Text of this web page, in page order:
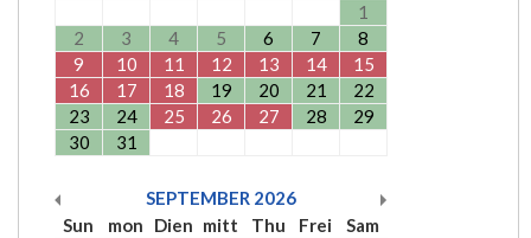
1
2
3 4 5 6 7
8
9
10 11 12 13 14
15
16
17 18 19 20 21
22
23
24 25 26 27 28
29
30
31
SEPTEMBER 2026
Sun
mon Dien mitt Thu Frei
Sam